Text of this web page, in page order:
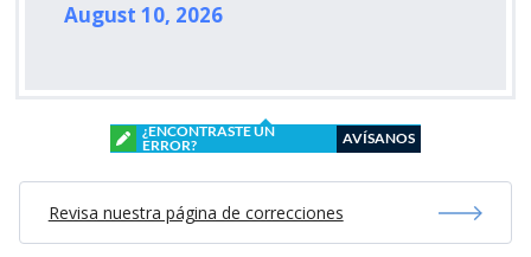
Mostrar Comentarios
Deporte> Agencia De Noticias